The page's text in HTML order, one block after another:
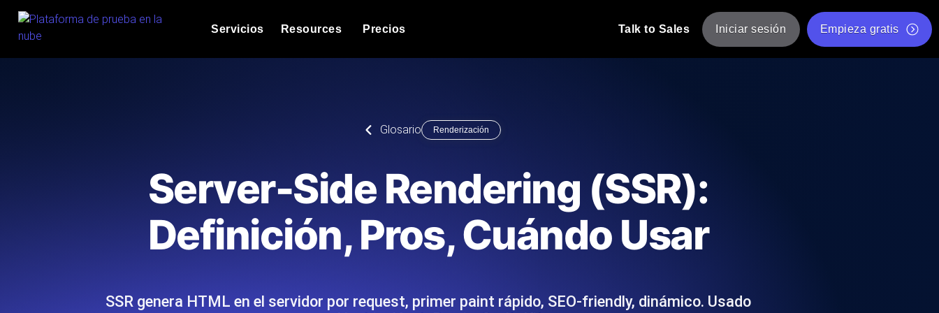
Servicios
ubicaciones cloud con análisis de IA.
tecnológico.
Load testing liderado por expertos: escribimos los scripts JMeter o k6,
los ejecutamos a escala y entregamos el informe.
Synthetic Monitoring
Sondas always-on de uptime y rendimiento desde 25+ ubicaciones.
Detecta caídas antes que tus usuarios.
Supervisión del rendimiento del sitio web Monitoree sus APIs
Resources
Explorar categorías de
glosario
Explorar categorías de
alternativas
Blog de producto
Blog de tecnología
Leer más en el blog
Comparisons Blog
Leer más en el blog
Comprobador de estado de API
Lista de herramientas web gratuitas
Precios Talk to Sales Iniciar sesión Empieza gratis
Glosario Renderización
Server-Side Rendering (SSR):
Definición, Pros, Cuándo Usar
SSR genera HTML en el servidor por request, primer paint rápido, SEO-friendly, dinámico. Usado